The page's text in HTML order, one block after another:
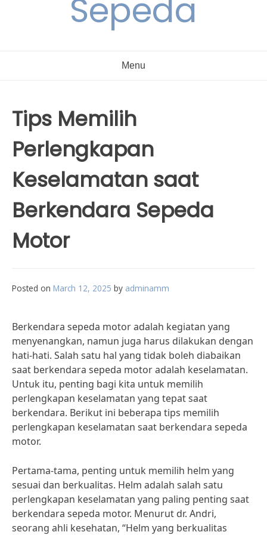
Sepeda
Menu
Tips Memilih
Perlengkapan
Keselamatan saat
Berkendara Sepeda
Motor
Posted on March 12, 2025 by adminamm
Berkendara sepeda motor adalah kegiatan yang
menyenangkan, namun juga harus dilakukan dengan
hati-hati. Salah satu hal yang tidak boleh diabaikan
saat berkendara sepeda motor adalah keselamatan.
Untuk itu, penting bagi kita untuk memilih
perlengkapan keselamatan yang tepat saat
berkendara. Berikut ini beberapa tips memilih
perlengkapan keselamatan saat berkendara sepeda
motor.
Pertama-tama, penting untuk memilih helm yang
sesuai dan berkualitas. Helm adalah salah satu
perlengkapan keselamatan yang paling penting saat
berkendara sepeda motor. Menurut dr. Andri,
seorang ahli kesehatan, “Helm yang berkualitas